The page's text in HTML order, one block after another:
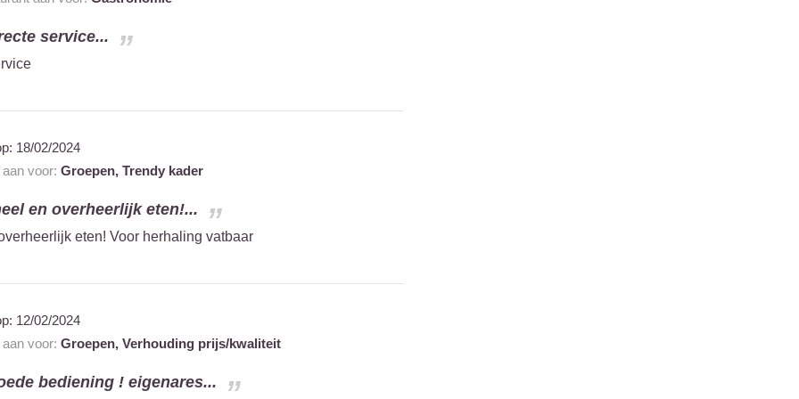
service...
18/02/2024
voor: Groepen, Trendy kader
en overheerlijk eten!...
eten! Voor herhaling vatbaar
12/02/2024
voor: Groepen, Verhouding prijs/kwaliteit
bediening ! eigenares...